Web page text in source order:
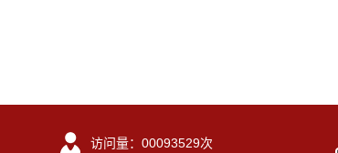
访问量： 00093529次